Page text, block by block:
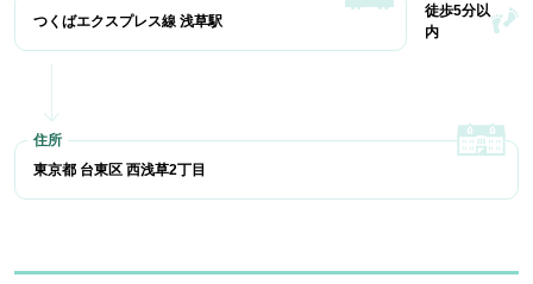
つくばエクスプレス線 浅草駅
徒歩5分以
内
東京都 台東区 西浅草2丁目